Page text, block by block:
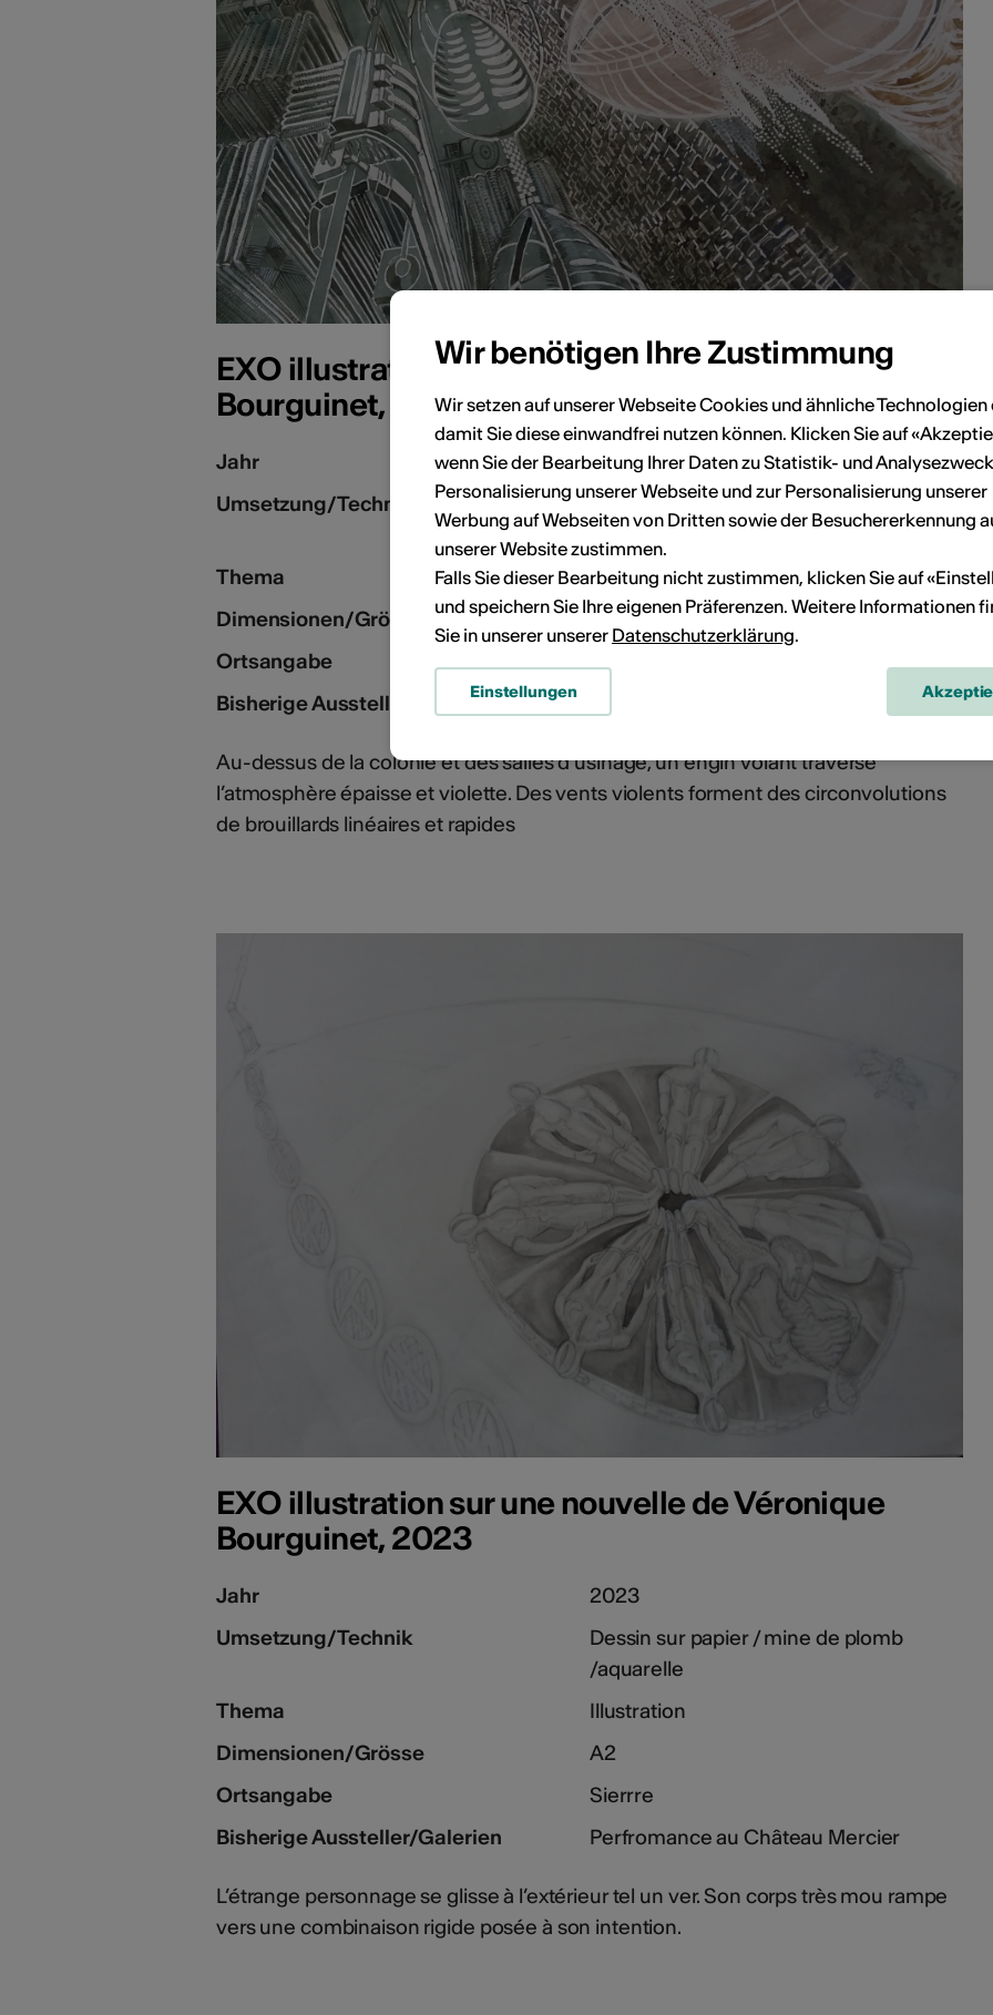
EXO illustration sur une nouvelle de Véronique
Bourguinet, 2023
Jahr
2023
Umsetzung/Technik
Dessin sur papier / mine de plomb /
aquarelle
Thema
Illustration
Dimensionen/Grösse
A2
Ortsangabe
Sierre
Bisherige Aussteller/Galerien
Lecture , projection au Château Mercier
Au-dessus de la colonie et des salles d’usinage, un engin volant traverse
l’atmosphère épaisse et violette. Des vents violents forment des circonvolutions
de brouillards linéaires et rapides
EXO illustration sur une nouvelle de Véronique
Bourguinet, 2023
Jahr
2023
Umsetzung/Technik
Dessin sur papier / mine de plomb
/aquarelle
Thema
Illustration
Dimensionen/Grösse
A2
Ortsangabe
Sierrre
Bisherige Aussteller/Galerien
Perfromance au Château Mercier
L’étrange personnage se glisse à l’extérieur tel un ver. Son corps très mou rampe
vers une combinaison rigide posée à son intention.
Wir benötigen Ihre Zustimmung
Wir setzen auf unserer Webseite Cookies und ähnliche Technologien
damit Sie diese einwandfrei nutzen können. Klicken Sie auf
wenn Sie der Bearbeitung Ihrer Daten zu Statistik- und
Personalisierung unserer Webseite und zur Personalisierung unserer
Werbung auf Webseiten von Dritten sowie der Besuchererkennung
unserer Website zustimmen.
Falls Sie dieser Bearbeitung nicht zustimmen, klicken Sie auf
und speichern Sie Ihre eigenen Präferenzen. Weitere Informationen
Sie in unserer unserer Datenschutzerklärung.
Einstellungen